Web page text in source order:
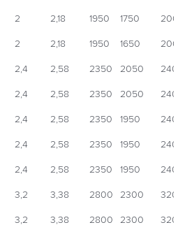
2 2,18 1950 1750 2000
2 2,18 1950 1650 2000
2,4 2,58 2350 2050 2400
2,4 2,58 2350 2050 2400
2,4 2,58 2350 1950
2400
2,4 2,58 2350 1950
2400
2,4 2,58 2350 1950
2400
3,2 3,38 2800 2300
3200
3,2 3,38 2800 2300
3200